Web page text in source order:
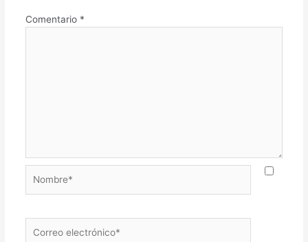
Comentario *
electrónico*